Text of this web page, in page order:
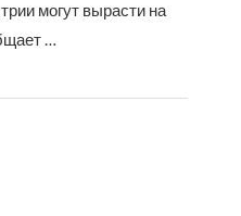
могут вырасти на
…